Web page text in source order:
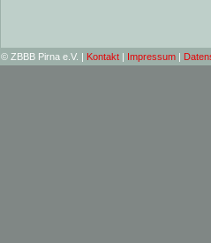
© ZBBB Pirna e.V. | Kontakt | Impressum |